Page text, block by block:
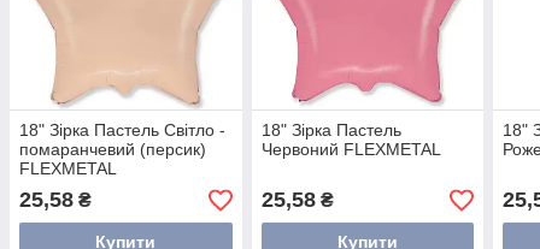
18" Зірка Пастель Світло -
помаранчевий (персик)
FLEXMETAL
25,58 ₴
Купити
18" Зірка Пастель
Червоний FLEXMETAL
25,58₴
Купити
18"